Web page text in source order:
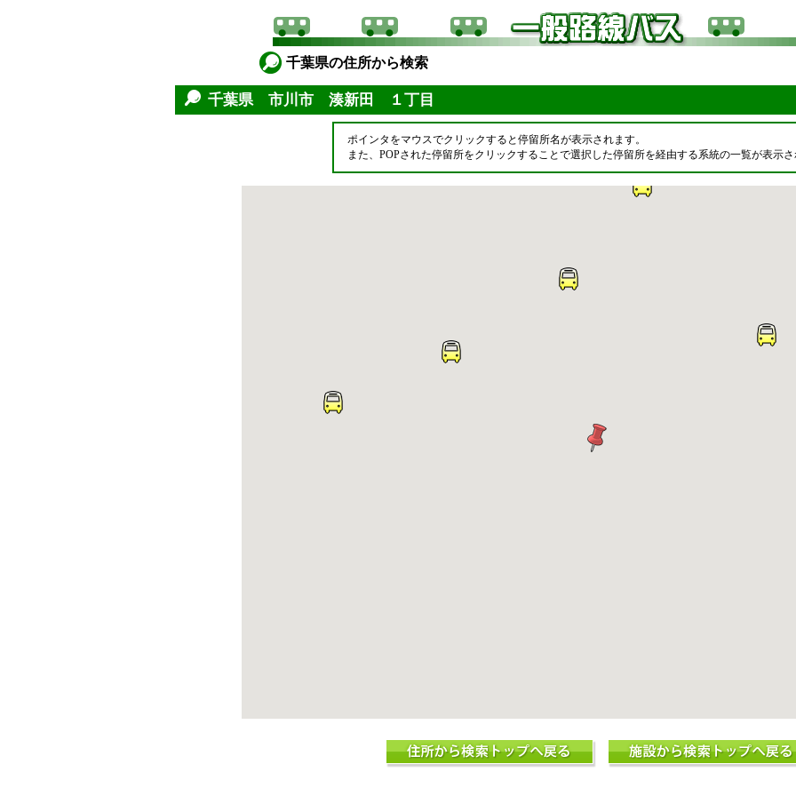
千葉県の住所から検索
千葉県 市川市 湊新田 １丁目
ポインタをマウスでクリックすると停留所名が表示されます。
また、POPされた停留所をクリックすることで選択した停留所を経由する系統の一覧が表示